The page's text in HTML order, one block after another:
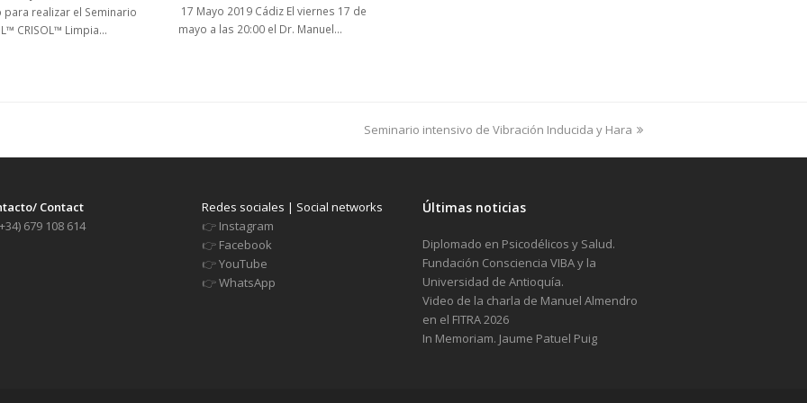
para realizar el Seminario
CRISOL™ Limpia…
17 Mayo 2019 Cádiz El viernes 17 de
mayo a las 20:00 el Dr. Manuel…
next
Seminario intensivo de Vibración Inducida y Hara
Contact
679 108 614
Redes sociales | Social networks
👉 Instagram
👉 Facebook
👉YouTube
👉WhatsApp
Últimas noticias
Diplomado en Psicodélicos y Salud.
Fundación Consciencia VIBA y la
Universidad de Antioquía.
Video de la charla de Manuel Almendro
en el FITRA 2026
In Memoriam. Jaume Patuel Puig